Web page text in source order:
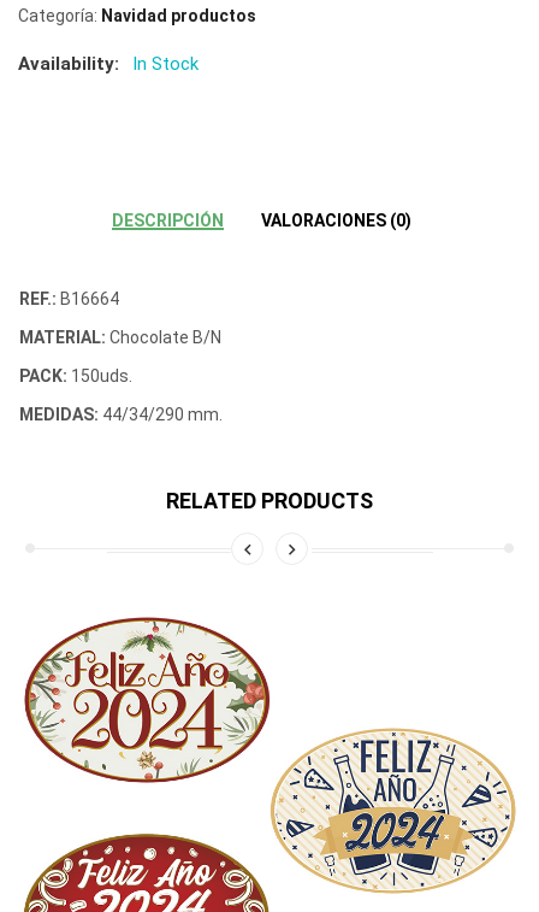
Categoría: Navidad productos
Availability: In Stock
DESCRIPCIÓN VALORACIONES (0)
REF.: B16664
MATERIAL: Chocolate B/N
PACK: 150uds.
MEDIDAS: 44/34/290 mm.
RELATED PRODUCTS